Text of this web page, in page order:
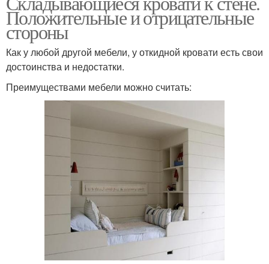
Положительные и отрицательные
стороны
Как у любой другой мебели, у откидной кровати есть свои
достоинства и недостатки.
Преимуществами мебели можно считать: